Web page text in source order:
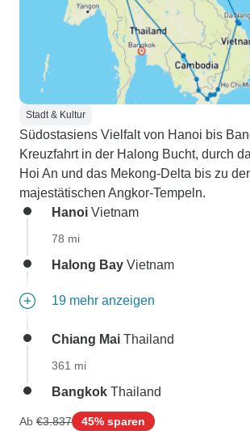
Stadt & Kultur
Südostasiens Vielfalt von Hanoi bis
Kreuzfahrt in der Halong Bucht, durch
Hoi An und das Mekong-Delta bis zu
majestätischen Angkor-Tempeln.
Hanoi Vietnam
78 mi
Halong Bay Vietnam
19 mehr anzeigen
Chiang Mai Thailand
361 mi
Bangkok Thailand
Ab €3.837 45% sparen